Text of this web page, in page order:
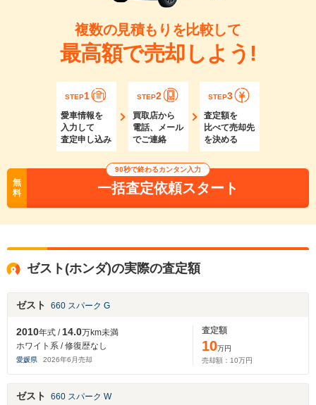
複数の見積もりを比較して
最高額で売却しよう!
STEP1
愛車情報を
入力して
査定申し込み
STEP2
買取店から
電話、メール
でご連絡
STEP3
査定額を
比べて売却先
を決める
無
料
90秒で終わるカンタン入力
一括査定依頼スタート
ゼスト(ホンダ)の実際の査定額
ゼスト 660 スパーク G
2010年式 /14.0万km未満
ホワイト系 / 修復歴なし
愛媛県 2026年6 月売却
査定額
10万円
売却額： 10万円
ゼスト 660 スパーク W